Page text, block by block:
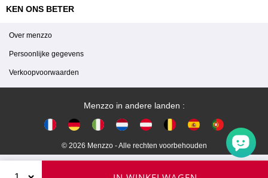
KEN ONS BETER
Over menzzo
Persoonlijke gegevens
Verkoopvoorwaarden
Menzzo in andere landen :
© 2026 Menzzo - Alle rechten voorbehouden